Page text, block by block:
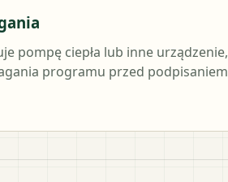
pompę ciepła lub inne urządzenie,
programu przed podpisaniem